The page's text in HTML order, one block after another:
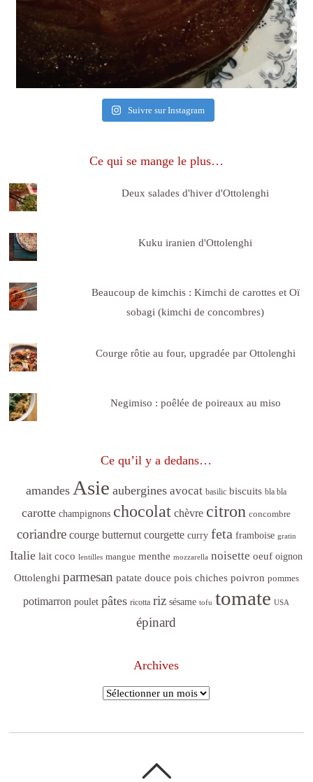
Suivre sur Instagram
Ce qui se mange le plus…
Deux salades d'hiver d'Ottolenghi
Kuku iranien d'Ottolenghi
Beaucoup de kimchis : Kimchi de carottes et Oï
sobagi (kimchi de concombres)
Courge rôtie au four, upgradée par Ottolenghi
Negimiso : poêlée de poireaux au miso
Ce qu’il y a dedans…
amandes Asie aubergines avocat basilic biscuits bla bla
carotte champignons chocolat chèvre citron concombre
coriandre courge butternut courgette curry feta framboise gratin
Italie lait coco lentilles mangue menthe mozzarella noisette oeuf oignon
Ottolenghi parmesan patate douce pois chiches poivron pommes
potimarron poulet pâtes ricotta riz sésame tofu tomate USA
épinard
Archives
Archives